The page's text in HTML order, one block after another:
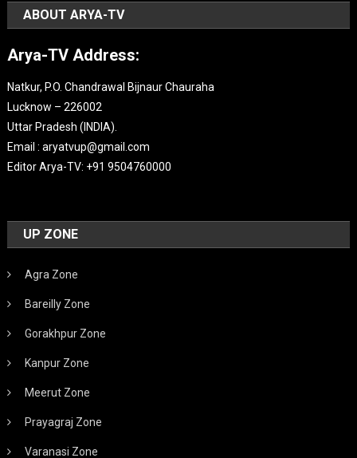
ABOUT ARYA-TV
Arya-TV Address:
Natkur, P.O. Chandrawal Bijnaur Chauraha
Lucknow – 226002
Uttar Pradesh (INDIA).
Email : aryatvup@gmail.com
Editor Arya-TV: +91 9504760000
UP ZONE
Agra Zone
Bareilly Zone
Gorakhpur Zone
Kanpur Zone
Meerut Zone
Prayagraj Zone
Varanasi Zone